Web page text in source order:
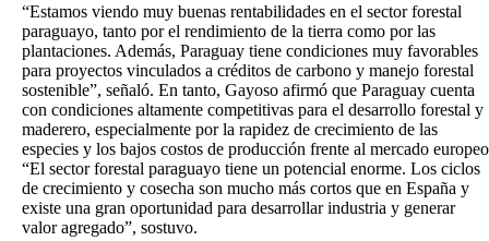
“Estamos viendo muy buenas rentabilidades en el sector forestal
paraguayo, tanto por el rendimiento de la tierra como por las
plantaciones. Además, Paraguay tiene condiciones muy favorables
para proyectos vinculados a créditos de carbono y manejo forestal
sostenible”, señaló. En tanto, Gayoso afirmó que Paraguay cuenta
con condiciones altamente competitivas para el desarrollo forestal y
maderero, especialmente por la rapidez de crecimiento de las
especies y los bajos costos de producción frente al mercado
“El sector forestal paraguayo tiene un potencial enorme. Los ciclos
de crecimiento y cosecha son mucho más cortos que en España y
existe una gran oportunidad para desarrollar industria y generar
valor agregado”, sostuvo.